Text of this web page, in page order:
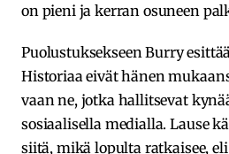
on pieni ja kerran osuneen
Puolustuksekseen Burry
Historiaa eivät hänen
vaan ne, jotka hallitsevat
sosiaalisella medialla. Lause
siitä, mikä lopulta ratkaisee,